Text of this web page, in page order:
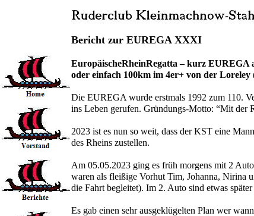
Bericht zur EUREGA XXXI
EuropäischeRheinRegatta – kurz EUREGA
oder einfach 100km im 4er+ von der
Die EUREGA wurde erstmals 1992 zum 110.
ins Leben gerufen. Gründungs-Motto: “Mit der
2023 ist es nun so weit, dass der KST eine
des Rheins zustellen.
Am 05.05.2023 ging es früh morgens mit 2
waren als fleißige Vorhut Tim, Johanna, Nirina
die Fahrt begleitet). Im 2. Auto sind etwas
Es gab einen sehr ausgeklügelten Plan wer